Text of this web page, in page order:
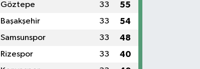
Göztepe 33 55
Başakşehir 33 54
Samsunspor 33 48
Rizespor 33 40